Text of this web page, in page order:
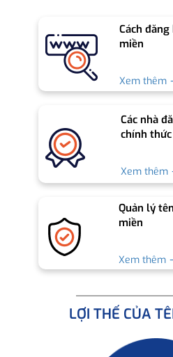
Cách
miền
Xem
Các nhà
chính thức
Xem
Quản lý tên
miền
Xem
LỢI THẾ CỦA